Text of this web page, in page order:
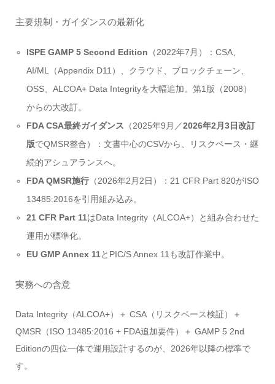
主要規制・ガイダンスの最新化
ISPE GAMP 5 Second Edition （2022年7月）：CSA、
AI/ML（Appendix D11）、クラウド、ブロックチェーン、
OSS、ALCOA+ Data Integrityを大幅追加。第1版（2008）
からの大改訂。
FDA CSA最終ガイダンス （2025年9月／2026年2月3日改訂
版でQMSR整合）：文書中心のCSVから、リスクベース・継
続的アシュアランスへ。
FDA QMSR施行 （2026年2月2日）：21 CFR Part 820がISO
13485:2016を引用組み込み。
21 CFR Part 11はData Integrity（ALCOA+）と組み合わせた
運用が標準化。
EU GMP Annex 11とPIC/S Annex 11も改訂作業中。
実務への含意
Data Integrity（ALCOA+）＋ CSA（リスクベース検証）＋
QMSR（ISO 13485:2016 + FDA追加要件）＋ GAMP 5 2nd
Editionの四位一体で運用設計するのが、2026年以降の標準で
す。